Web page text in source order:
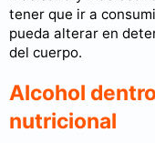
tener que ir a
pueda alterar en
del cuerpo.
Alcohol
nutricional